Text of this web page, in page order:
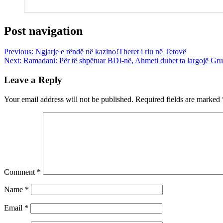
Post navigation
Previous: Ngjarje e rëndë në kazino!Theret i riu në Tetovë
Next: Ramadani: Për të shpëtuar BDI-në, Ahmeti duhet ta largojë
Leave a Reply
Your email address will not be published. Required fields are marked
Comment *
Name *
Email *